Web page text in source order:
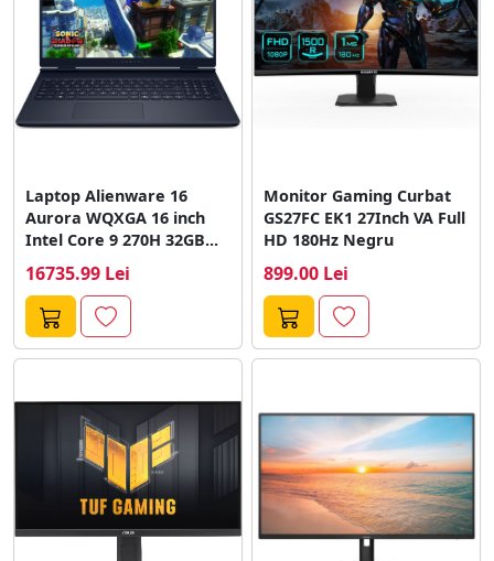
Laptop Alienware 16
Aurora WQXGA 16 inch
Intel Core 9 270H 32GB...
16735.99 Lei
Monitor Gaming Curbat
GS27FC EK1 27Inch VA Full
HD 180Hz Negru
899.00 Lei